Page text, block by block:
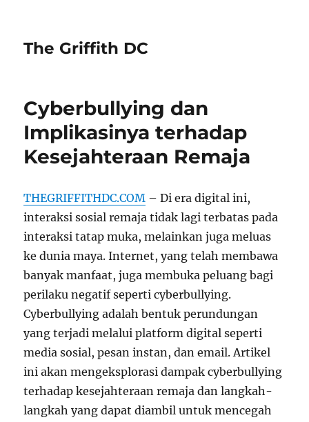
The Griffith DC
Cyberbullying dan
Implikasinya terhadap
Kesejahteraan Remaja
THEGRIFFITHDC.COM – Di era digital ini,
interaksi sosial remaja tidak lagi terbatas pada
interaksi tatap muka, melainkan juga meluas
ke dunia maya. Internet, yang telah membawa
banyak manfaat, juga membuka peluang bagi
perilaku negatif seperti cyberbullying.
Cyberbullying adalah bentuk perundungan
yang terjadi melalui platform digital seperti
media sosial, pesan instan, dan email. Artikel
ini akan mengeksplorasi dampak cyberbullying
terhadap kesejahteraan remaja dan langkah-
langkah yang dapat diambil untuk mencegah